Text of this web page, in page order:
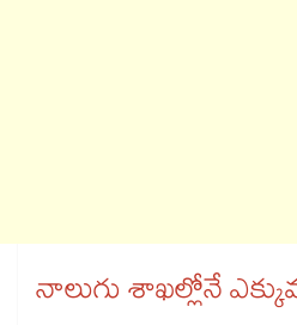
నాలుగు శాఖల్లోనే